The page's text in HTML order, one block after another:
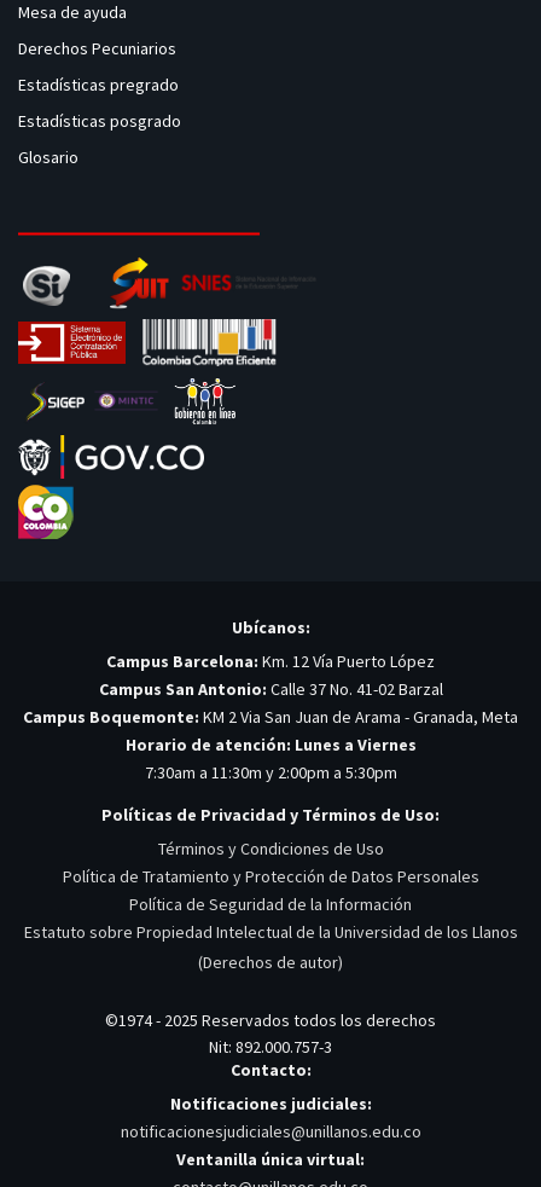
Mesa de ayuda
Derechos Pecuniarios
Estadísticas pregrado
Estadísticas posgrado
Glosario
Ubícanos:
Campus Barcelona: Km. 12 Vía Puerto López
Campus San Antonio: Calle 37 No. 41-02 Barzal
Campus Boquemonte: KM 2 Via San Juan de Arama - Granada, Meta
Horario de atención: Lunes a Viernes
7:30am a 11:30m y 2:00pm a 5:30pm
Políticas de Privacidad y Términos de Uso:
Términos y Condiciones de Uso
Política de Tratamiento y Protección de Datos Personales
Política de Seguridad de la Información
Estatuto sobre Propiedad Intelectual de la Universidad de los Llanos
(Derechos de autor)
©1974 - 2025 Reservados todos los derechos
Nit: 892.000.757-3
Contacto:
Notificaciones judiciales:
notificacionesjudiciales@unillanos.edu.co
Ventanilla única virtual: